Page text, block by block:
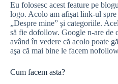
Eu folosesc acest feature pe
logo. Acolo am afişat link-ul
„Despre mine” şi categoriile.
să fie dofollow. Google n-are de
având în vedere că acolo poate
aşa că mai bine le facem
Cum facem asta?